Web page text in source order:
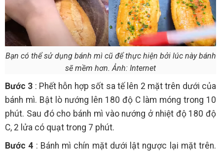
Bạn có thể sử dụng bánh mì cũ để thực hiện bởi lúc này bánh
sẽ mềm hơn. Ảnh: Internet
Bước 3 : Phết hỗn hợp sốt sa tế lên 2 mặt trên dưới của
bánh mì. Bật lò nướng lên 180 độ C làm móng trong 10
phút. Sau đó cho bánh mì vào nướng ở nhiệt độ 180 độ
C, 2 lửa có quạt trong 7 phút.
Bước 4 : Bánh mì chín mặt dưới lật ngược lại mặt trên.